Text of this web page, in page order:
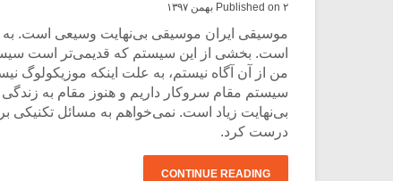
Published on ۲ بهمن ۱۳۹۷
است. بخشی از این سیستم که قدیمی‌تر است
من از آن آگاه نیستم، به علت اینکه موزیکولوگ
سیستم مقام سروکار داریم و هنوز مقام به
بی‌نهایت زیاد است. نمی‌خواهم به مسائل
درست کرد.
CONTINUE READING